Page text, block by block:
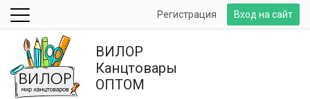
Вход на сайт
Регистрация
ВИЛОР
Канцтовары
ОПТОМ